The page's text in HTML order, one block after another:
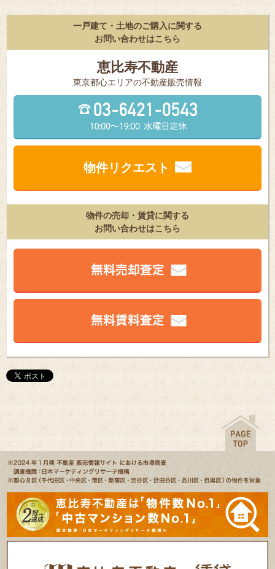
一戸建て・土地のご購入に関する
お問い合わせはこちら
恵比寿不動産
東京都⼼エリアの不動産販売情報
物件リクエスト
物件の売却・賃貸に関する
お問い合わせはこちら